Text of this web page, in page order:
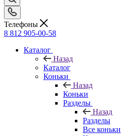
Телефоны
8 812 905-00-58
Каталог
Назад
Каталог
Коньки
Назад
Коньки
Разделы
Назад
Разделы
Все коньки